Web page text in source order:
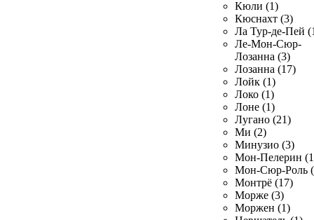
Кюли (1)
Кюснахт (3)
Ла Тур-де-Пей
Ле-Мон-Сюр-
Лозанна (3)
Лозанна (17)
Лойк (1)
Локо (1)
Лоне (1)
Лугано (21)
Ми (2)
Минузио (3)
Мон-Пелерин
Мон-Сюр-Роль
Монтрё (17)
Морже (3)
Моржен (1)